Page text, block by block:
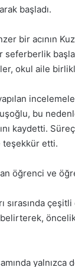
başladı.
bir acının
seferberlik
okul aile
bu
kaydetti.
teşekkür etti.
öğrenci ve
sırasında
belirterek,
yalnızca
Aralık
2025,
Gıynık
Medya
1 Aralık
Medya